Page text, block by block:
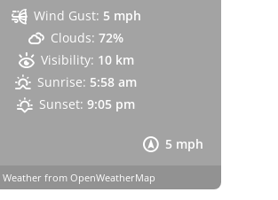
5 mph
Wind Gust: 5 mph
Clouds: 72%
Visibility: 10 km
Sunrise: 5:58 am
Sunset: 9:05 pm
Weather from OpenWeatherMap